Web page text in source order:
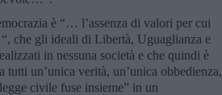
è “… l’assenza di valori per cui
che gli ideali di Libertà, Uguaglianza e
in nessuna società e che quindi è
un’unica verità, un’unica obbedienza,
civile fuse insieme” in un